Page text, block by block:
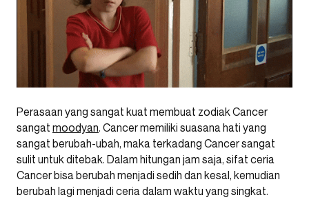
Perasaan yang sangat kuat membuat zodiak Cancer
sangat moodyan. Cancer memiliki suasana hati yang
sangat berubah-ubah, maka terkadang Cancer sangat
sulit untuk ditebak. Dalam hitungan jam saja, sifat ceria
Cancer bisa berubah menjadi sedih dan kesal, kemudian
berubah lagi menjadi ceria dalam waktu yang singkat.